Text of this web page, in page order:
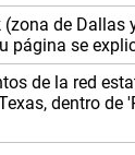
de Dallas
página se
de la red
dentro de